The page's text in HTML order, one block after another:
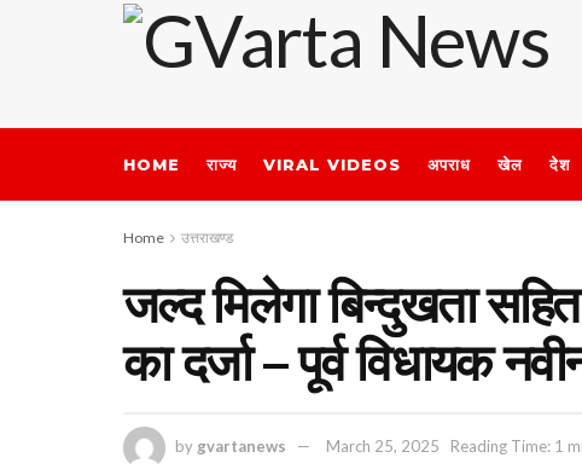
HOME राज्य VIRAL VIDEOS अपराध खेल देश
Home उत्तराखण्ड
जल्द मिलेगा बिन्दुखता
का दर्जा – पूर्व विधायक
by gvartanews March 25, 2025 Reading Time: 1